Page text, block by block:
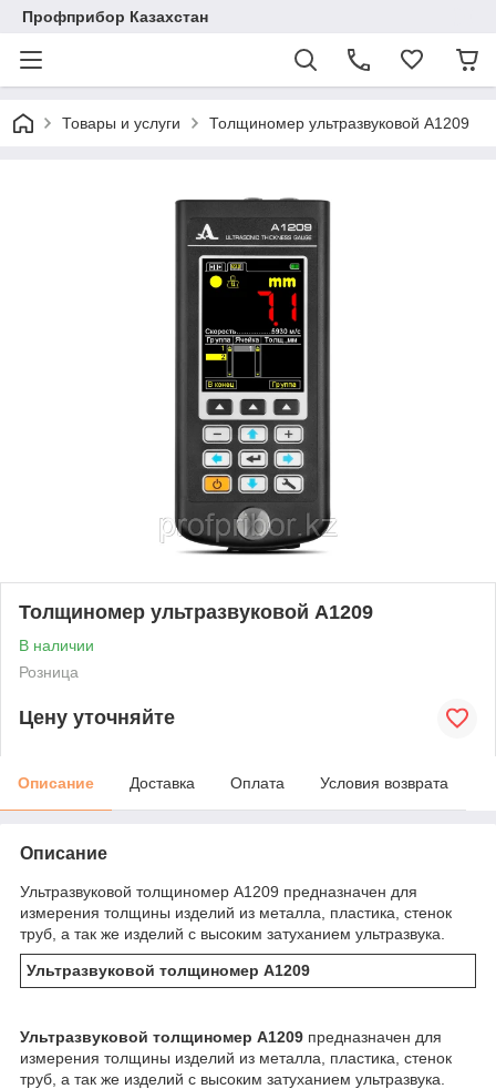
Профприбор Казахстан
Товары и услуги Толщиномер ультразвуковой А1209
Толщиномер ультразвуковой А1209
В наличии
Розница
Цену уточняйте
Описание Доставка Оплата Условия возврата
Описание
Ультразвуковой толщиномер А1209 предназначен для
измерения толщины изделий из металла, пластика, стенок
труб, а так же изделий с высоким затуханием ультразвука.
Ультразвуковой толщиномер А1209
Ультразвуковой толщиномер А1209 предназначен для
измерения толщины изделий из металла, пластика, стенок
труб, а так же изделий с высоким затуханием ультразвука.